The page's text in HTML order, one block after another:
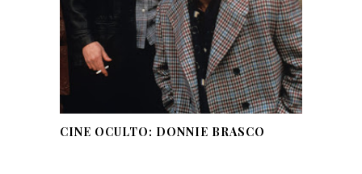
CINE OCULTO: DONNIE BRASCO